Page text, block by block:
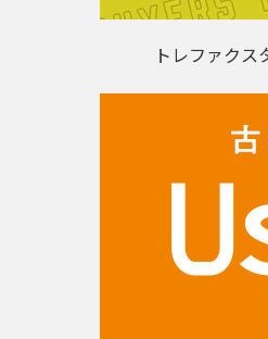
トレファクス